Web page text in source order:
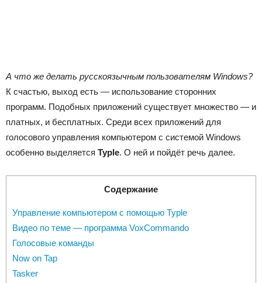
А что же делать русскоязычным пользователям Windows?
К счастью, выход есть — использование сторонних
программ. Подобных приложений существует множество — и
платных, и бесплатных. Среди всех приложений для
голосового управления компьютером с системой Windows
особенно выделяется Typle. О ней и пойдёт речь далее.
Содержание
Управление компьютером с помощью Typle
Видео по теме — программа VoxCommando
Голосовые команды
Now on Tap
Tasker